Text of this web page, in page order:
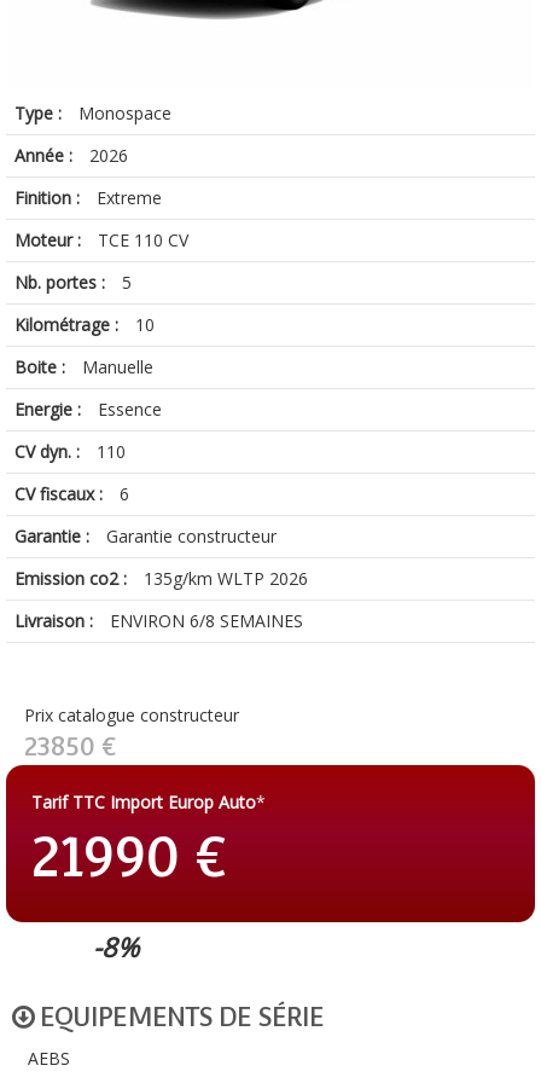
Type :
Monospace
Année :
2026
Finition :
Extreme
Moteur :
TCE 110 CV
Nb. portes :
5
Kilométrage :
10
Boite :
Manuelle
Energie :
Essence
CV dyn. :
110
CV fiscaux :
6
Garantie :
Garantie constructeur
Emission co2 :
135g/km WLTP 2026
Livraison :
ENVIRON 6/8 SEMAINES
Prix catalogue constructeur
23850 €
Tarif TTC Import Europ Auto*
21990 €
-8%
EQUIPEMENTS DE SÉRIE
AEBS